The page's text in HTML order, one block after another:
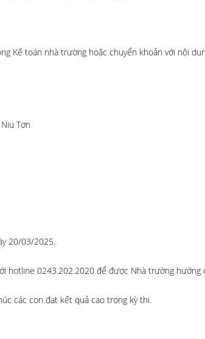
Kế toán nhà trường hoặc chuyển khoản với nội
Tơn
20/03/2025.
hotline 0243.202.2020 để được Nhà trường hướng
các con đạt kết quả cao trong kỳ thi.